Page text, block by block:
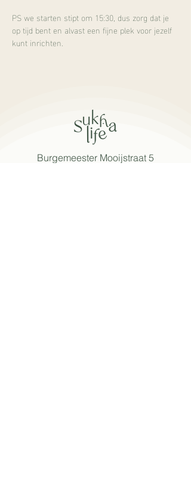
PS we starten stipt om 15:30, dus zorg dat je
op tijd bent en alvast een fijne plek voor jezelf
kunt inrichten.
Burgemeester Mooijstraat 5